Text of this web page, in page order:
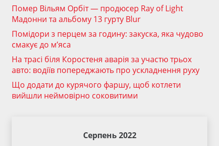
Помер Вільям Орбіт — продюсер Ray of Light
Мадонни та альбому 13 гурту Blur
Помідори з перцем за годину: закуска, яка чудово
смакує до м’яса
На трасі біля Коростеня аварія за участю трьох
авто: водіїв попереджають про ускладнення руху
Що додати до курячого фаршу, щоб котлети
вийшли неймовірно соковитими
Серпень 2022